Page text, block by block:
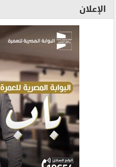
الإعلان